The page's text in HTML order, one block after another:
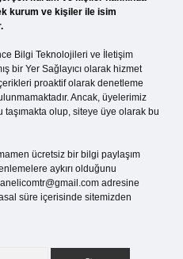
kurum ve kişiler ile isim
Bilgi Teknolojileri ve İletişim
bir Yer Sağlayıcı olarak hizmet
proaktif olarak denetleme
Ancak, üyelerimiz
taşımakta olup, siteye üye olarak bu
ücretsiz bir bilgi paylaşım
aykırı olduğunu
adresine
süre içerisinde sitemizden